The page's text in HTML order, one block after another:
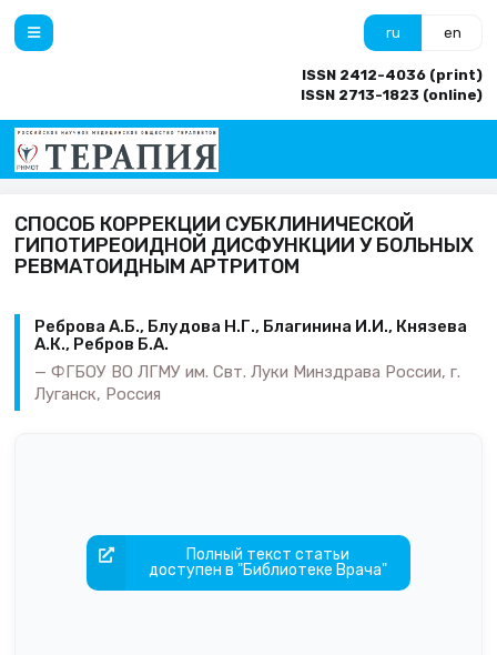
ru en
ISSN 2412-4036 (print)
ISSN 2713-1823 (online)
СПОСОБ КОРРЕКЦИИ СУБКЛИНИЧЕСКОЙ
ГИПОТИРЕОИДНОЙ ДИСФУНКЦИИ У БОЛЬНЫХ
РЕВМАТОИДНЫМ АРТРИТОМ
Реброва А.Б., Блудова Н.Г., Благинина И.И., Князева
А.К., Ребров Б.А.
ФГБОУ ВО ЛГМУ им. Свт. Луки Минздрава России, г.
Луганск, Россия
Полный текст статьи
доступен в "Библиотеке Врача"